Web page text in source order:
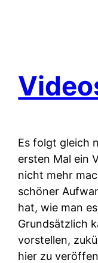
Es folgt gleich
ersten Mal ein
nicht mehr
schöner
hat, wie man
Grundsätzlich
vorstellen,
hier zu